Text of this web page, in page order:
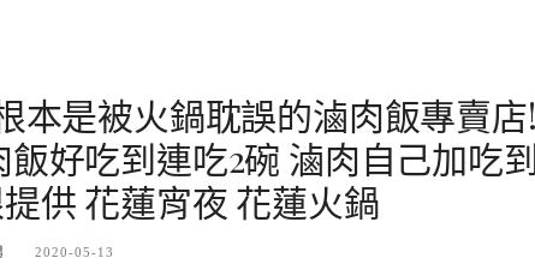
本是被火鍋耽誤的滷肉飯專賣
好吃到連吃2碗 滷肉自己加吃
供 花蓮宵夜 花蓮火鍋
2020-05-13